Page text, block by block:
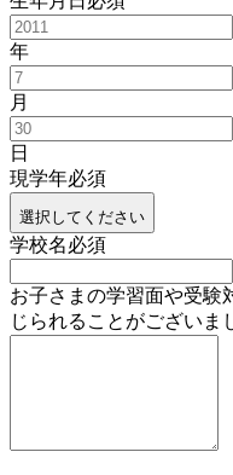
年
月
日
現学年必須
選択してください
学校名必須
お子さまの学習面や受験
じられることがございま